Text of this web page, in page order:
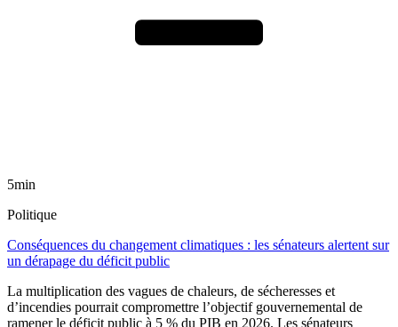
5min
Politique
Conséquences du changement climatiques : les sénateurs alertent sur
un dérapage du déficit public
La multiplication des vagues de chaleurs, de sécheresses et
d’incendies pourrait compromettre l’objectif gouvernemental de
ramener le déficit public à 5 % du PIB en 2026. Les sénateurs